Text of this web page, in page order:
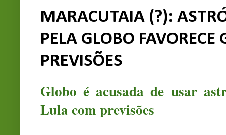
MARACUTAIA (?):
PELA GLOBO
PREVISÕES
Globo é acusada de usar
Lula com previsões